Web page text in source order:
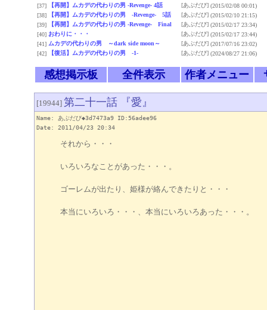
[37]
【再開】ムカデの代わりの男 -Revenge- 4話 [あぶだび] (2015/02/08 00:01)
[38]
【再開】ムカデの代わりの男 -Revenge- 5話 [あぶだび] (2015/02/10 21:15)
[39]
【再開】ムカデの代わりの男 -Revenge- Final [あぶだび] (2015/02/17 23:34)
[40] おわりに・・・ [あぶだび] (2015/02/17 23:44)
[41] ムカデの代わりの男 ～dark side moon～ [あぶだび] (2017/07/16 23:02)
[42]
【復活】ムカデの代わりの男 -1- [あぶだび] (2024/08/27 21:06)
感想掲示板 全件表示 作者メニュー
[19944] 第二十一話 『愛』
Name: あぶだび◆3d7473a9 ID:56adee96
Date: 2011/04/23 20:34
それから・・・
いろいろなことがあった・・・。
ゴーレムが出たり、姫様が絡んできたりと・・・
本当にいろいろ・・・、本当にいろいろあった・・・。